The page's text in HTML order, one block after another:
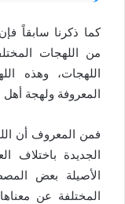
كما ذكرنا سابقاً
من اللهجات
اللهجات، وهذه
المعروفة ولهجة أهل
فمن المعروف أن
الجديدة باختلاف
الأصيلة بعض
المختلفة عن